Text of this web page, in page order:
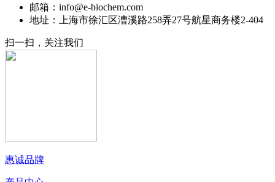
邮箱：info@e-biochem.com
地址：上海市徐汇区漕溪路258弄27号航星商务楼2-404
扫一扫，关注我们
惠诚品牌